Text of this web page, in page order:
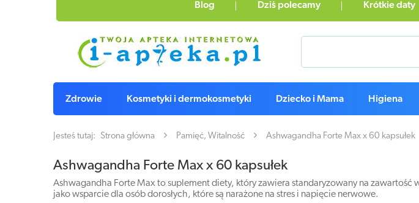
Blog Dziś polecamy Krótkie daty
Zdrowie Kosmetyki i dermokosmetyki Dziecko i Mama Higiena
Jesteś tutaj: Strona główna Pamięć, Witalność Ashwagandha Forte Max x 60 kapsułek
Ashwagandha Forte Max x 60 kapsułek
Ashwagandha Forte Max to suplement diety, który zawiera standaryzowany na
jako wsparcie dla osób dorosłych, które są narażone na stres i napięcie nerwowe.